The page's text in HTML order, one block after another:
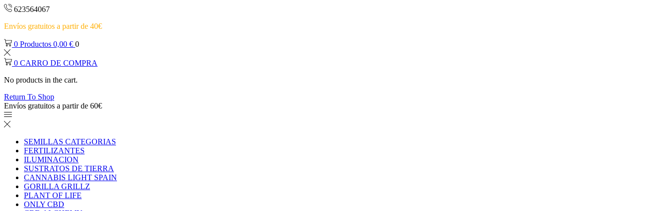
623564067
Envíos gratuitos a partir de 40€
0 Productos 0,00 € 0
0 CARRO DE COMPRA
No products in the cart.
Return To Shop
Envíos gratuitos a partir de 60€
SEMILLAS CATEGORIAS
FERTILIZANTES
ILUMINACION
SUSTRATOS DE TIERRA
CANNABIS LIGHT SPAIN
GORILLA GRILLZ
PLANT OF LIFE
ONLY CBD